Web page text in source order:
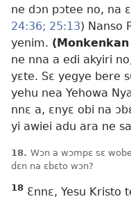
ne dɔn pɔtee no, na
24:36; 25:13) Nanso
yenim. (Monkenkan
ne nna a edi akyiri
yɛte. Sɛ yegye bere
yehu nea Yehowa
nnɛ a, ɛnyɛ obi na
yi awiei adu ara ne
18. Wɔn a wɔmpɛ sɛ
dɛn na ɛbɛto wɔn?
18 Ɛnnɛ, Yesu Kristo